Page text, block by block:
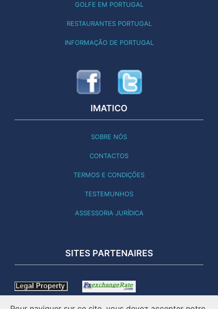
GOLFE EM PORTUGAL
RESTAURANTES PORTUGAL
INFORMAÇÃO DE PORTUGAL
IMATICO
SOBRE NÓS
CONTACTOS
TERMOS E CONDIÇÕES
TESTEMUNHOS
ASSESSORIA JURÍDICA
SITES PARTENAIRES